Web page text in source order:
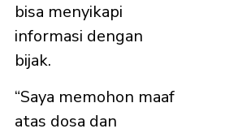
bisa menyikapi
informasi dengan
bijak.
“Saya memohon maaf
atas dosa dan